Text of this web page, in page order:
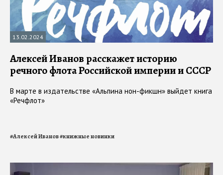
13.02.2024
Алексей Иванов расскажет историю
речного флота Российской империи и СССР
В марте в издательстве «Альпина нон-фикшн» выйдет книга
«Речфлот»
#Алексей Иванов#книжные новинки